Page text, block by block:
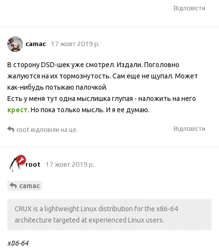
Відповісти
camac 17 жовт 2019 р.
В сторону DSD-шек уже смотрел. Издали. Поголовно
жалуются на их тормознутость. Сам еще не щупал. Может
как-нибудь потыкаю палочкой.
Есть у меня тут одна мыслишка глупая - наложить на него
крест. Но пока только мысль. И я ее думаю.
Відповісти
root відповіли на це.
root 17 жовт 2019 р.
camac
CRUX is a lightweight Linux distribution for the x86-64
architecture targeted at experienced Linux users.
x86-64